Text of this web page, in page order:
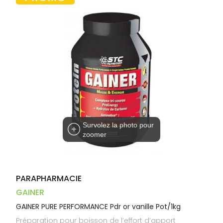
alimentaires
CHEVEUX
DE GARDE
VOTRE
Survolez la photo pour
zoomer
PARAPHARMACIE
GAINER
GAINER PURE PERFORMANCE Pdr or vanille Pot/1kg
Préparation pour boisson de l’effort d’apport